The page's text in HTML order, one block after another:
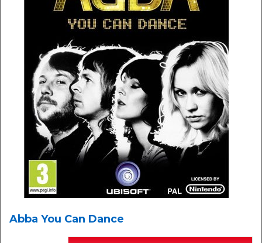
Abba You Can Dance